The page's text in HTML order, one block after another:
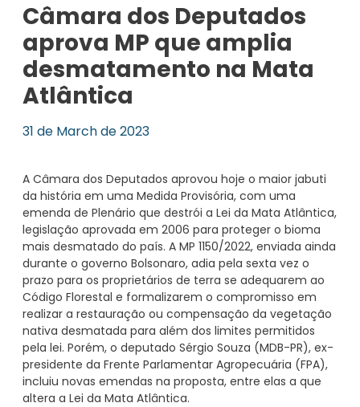
Câmara dos Deputados
aprova MP que amplia
desmatamento na Mata
Atlântica
31 de March de 2023
A Câmara dos Deputados aprovou hoje o maior jabuti
da história em uma Medida Provisória, com uma
emenda de Plenário que destrói a Lei da Mata Atlântica,
legislação aprovada em 2006 para proteger o bioma
mais desmatado do país. A MP 1150/2022, enviada ainda
durante o governo Bolsonaro, adia pela sexta vez o
prazo para os proprietários de terra se adequarem ao
Código Florestal e formalizarem o compromisso em
realizar a restauração ou compensação da vegetação
nativa desmatada para além dos limites permitidos
pela lei. Porém, o deputado Sérgio Souza (MDB-PR), ex-
presidente da Frente Parlamentar Agropecuária (FPA),
incluiu novas emendas na proposta, entre elas a que
altera a Lei da Mata Atlântica.